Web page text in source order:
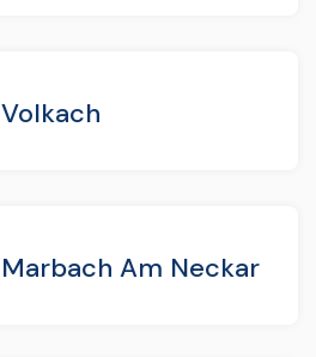
Am Neckar